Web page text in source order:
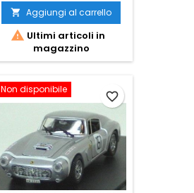
 Aggiungi al carrello
 Ultimi articoli in
magazzino
Non disponibile
favorite_border